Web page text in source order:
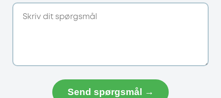
Send spørgsmål →